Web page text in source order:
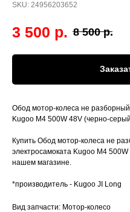
SKU: 24956203652
3 500 р. 8 500 р.
Обод мотор-колеса не
Kugoo M4 500W 48V (черно-
Купить Обод мотор-колеса не
электросамоката Kugoo M4
нашем магазине.
*производитель - Kugoo JI Long
Вид запчасти: Мотор-колесо